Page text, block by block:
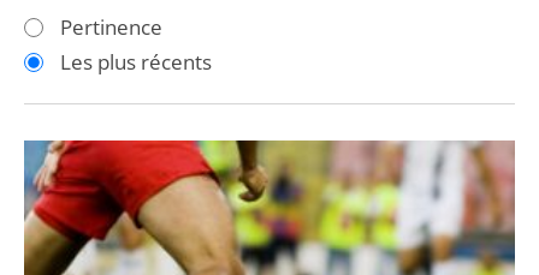
les
filtres
après
les
filtres
avant
Pertinence
Les plus récents
BFM
TV
n’était
pas